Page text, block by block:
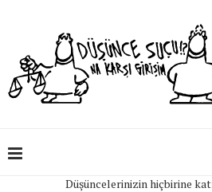
Düşüncelerinizin hiçbirine